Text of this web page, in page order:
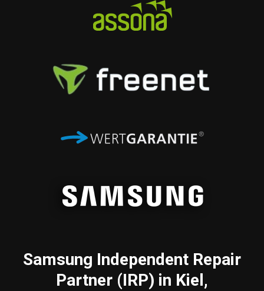
Samsung Independent Repair
Partner (IRP) in Kiel,